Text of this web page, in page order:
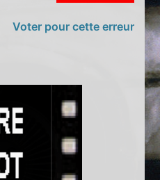
Voter pour cette erreur